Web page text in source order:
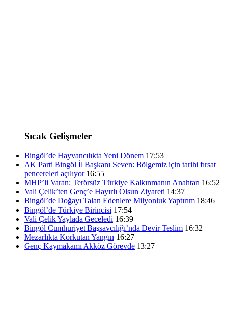
Sıcak Gelişmeler
Bingöl’de Hayvancılıkta Yeni Dönem 17:53
AK Parti Bingöl İl Başkanı Seven: Bölgemiz için tarihi fırsat
pencereleri açılıyor 16:55
MHP’li Varan: Terörsüz Türkiye Kalkınmanın Anahtarı 16:52
Vali Çelik’ten Genç’e Hayırlı Olsun Ziyareti 14:37
Bingöl’de Doğayı Talan Edenlere Milyonluk Yaptırım 18:46
Bingöl’de Türkiye Birincisi 17:54
Vali Çelik Yaylada Geceledi 16:39
Bingöl Cumhuriyet Başsavcılığı’nda Devir Teslim 16:32
Mezarlıkta Korkutan Yangın 16:27
Genç Kaymakamı Akköz Görevde 13:27